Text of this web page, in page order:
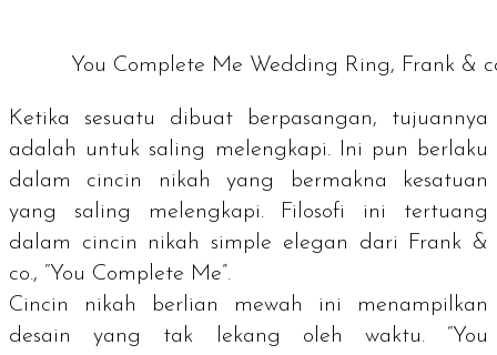
You Complete Me Wedding Ring, Frank &
Ketika sesuatu dibuat berpasangan, tujuannya
adalah untuk saling melengkapi. Ini pun berlaku
dalam cincin nikah yang bermakna kesatuan
yang saling melengkapi. Filosofi ini tertuang
dalam cincin nikah
simple elegan dari Frank &
co., “You Complete Me”.
Cincin nikah berlian mewah ini menampilkan
desain yang tak lekang oleh waktu. “You